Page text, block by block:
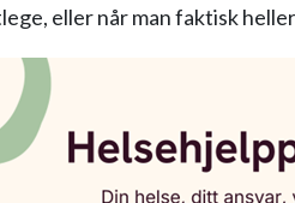
eller når man faktisk